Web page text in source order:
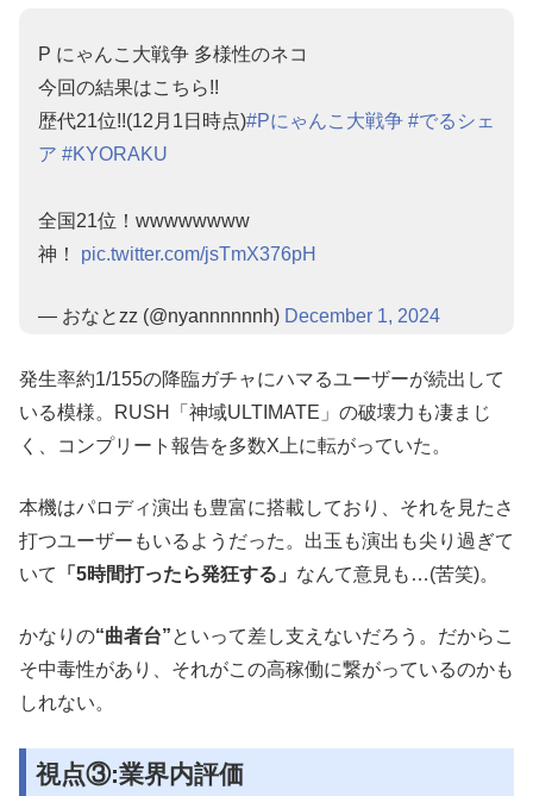
P にゃんこ大戦争 多様性のネコ
今回の結果はこちら!!
歴代21位!!(12月1日時点)#Pにゃんこ大戦争 #でるシェ
ア #KYORAKU
全国21位！wwwwwwww
神！ pic.twitter.com/jsTmX376pH
— おなとzz (@nyannnnnnh) December 1, 2024
発生率約1/155の降臨ガチャにハマるユーザーが続出して
いる模様。RUSH「神域ULTIMATE」の破壊力も凄まじ
く、コンプリート報告を多数X上に転がっていた。
本機はパロディ演出も豊富に搭載しており、それを見たさ
打つユーザーもいるようだった。出玉も演出も尖り過ぎて
いて
「5時間打ったら発狂する」 なんて意見も…(苦笑)。
かなりの“曲者台”といって差し支えないだろう。だからこ
そ中毒性があり、それがこの高稼働に繋がっているのかも
しれない。
視点③:業界内評価